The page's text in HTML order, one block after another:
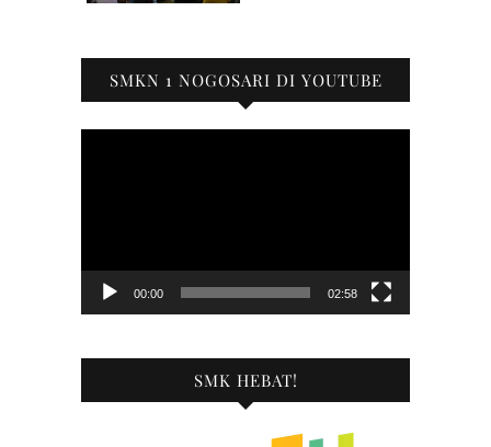
SMKN 1 NOGOSARI DI YOUTUBE
00:00 02:58
SMK HEBAT!